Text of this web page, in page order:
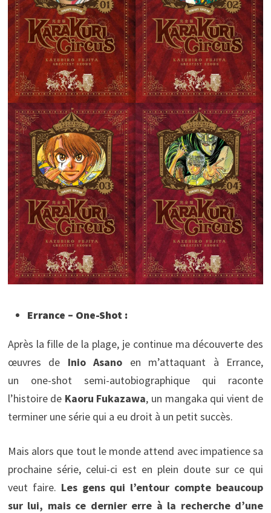
Errance – One-Shot :
Après la fille de la plage, je continue ma découverte des
œuvres de Inio Asano en m’attaquant à Errance,
un one-shot semi-autobiographique qui raconte
l’histoire de Kaoru Fukazawa, un mangaka qui vient de
terminer une série qui a eu droit à un petit succès.
Mais alors que tout le monde attend avec impatience sa
prochaine série, celui-ci est en plein doute sur ce qui
veut faire. Les gens qui l’entour compte beaucoup
sur lui, mais ce dernier erre à la recherche d’une